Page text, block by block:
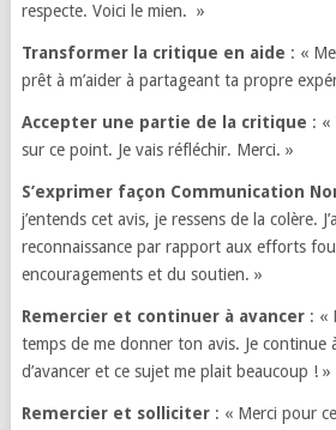
respecte. Voici le mien. »
Transformer la critique en aide : «
prêt à m’aider à partageant ta propre
Accepter une partie de la critique : «
sur ce point. Je vais réfléchir. Merci. »
S’exprimer façon Communication
j’entends cet avis, je ressens de la colère.
reconnaissance par rapport aux efforts
encouragements et du soutien. »
Remercier et continuer à avancer: «
temps de me donner ton avis. Je continue
d’avancer et ce sujet me plait beaucoup ! »
Remercier et solliciter: « Merci pour